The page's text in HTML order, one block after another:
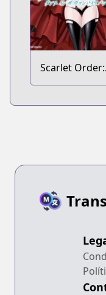
Scarlet Order:
Dance in the